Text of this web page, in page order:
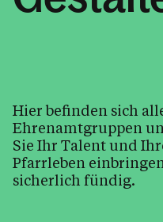
Kalender
Personen
Hier befinden sich
Ehrenamtgruppen
Sie Ihr Talent und
Pfarrleben
sicherlich fündig.